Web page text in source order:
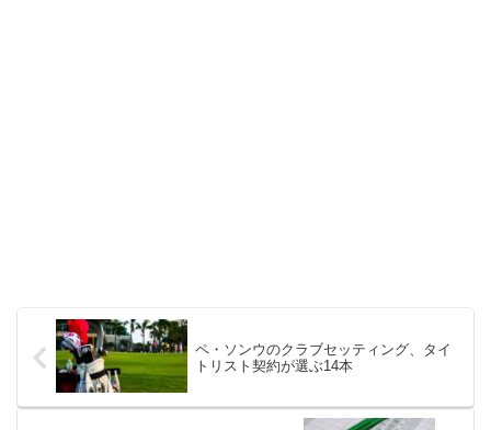
ペ・ソンウのクラブセッティング、タイ
トリスト契約が選ぶ14本